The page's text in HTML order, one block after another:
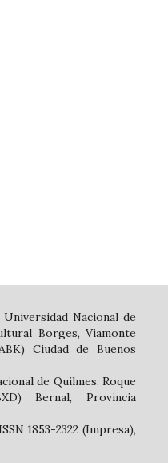
Nacional de
Borges, Viamonte
Ciudad de Buenos
de Quilmes. Roque
Bernal, Provincia
1853-2322 (Impresa),